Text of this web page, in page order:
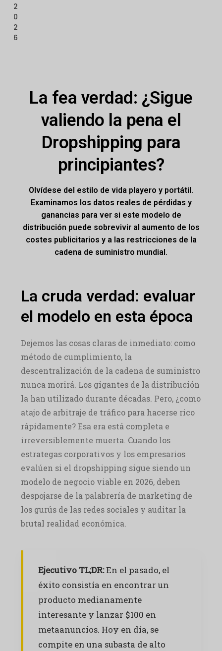
2
0
2
6
La fea verdad: ¿Sigue
valiendo la pena el
Dropshipping para
principiantes?
Olvídese del estilo de vida playero y portátil.
Examinamos los datos reales de pérdidas y
ganancias para ver si este modelo de
distribución puede sobrevivir al aumento de los
costes publicitarios y a las restricciones de la
cadena de suministro mundial.
La cruda verdad: evaluar
el modelo en esta época
Dejemos las cosas claras de inmediato: como
método de cumplimiento, la
descentralización de la cadena de suministro
nunca morirá. Los gigantes de la distribución
la han utilizado durante décadas. Pero, ¿como
atajo de arbitraje de tráfico para hacerse rico
rápidamente? Esa era está completa e
irreversiblemente muerta. Cuando los
estrategas corporativos y los empresarios
evalúen si el dropshipping sigue siendo un
modelo de negocio viable en 2026, deben
despojarse de la palabrería de marketing de
los gurús de las redes sociales y auditar la
brutal realidad económica.
Ejecutivo TL;DR:En el pasado, el
éxito consistía en encontrar un
producto medianamente
interesante y lanzar $100 en
metaanuncios. Hoy en día, se
compite en una subasta de alto